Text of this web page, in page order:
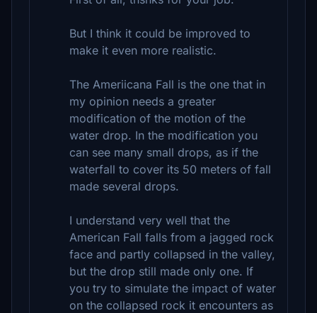
But I think it could be improved to
make it even more realistic.
The Ameriicana Fall is the one that in
my opinion needs a greater
modification of the motion of the
water drop. In the modification you
can see many small drops, as if the
waterfall to cover its 50 meters of fall
made several drops.
I understand very well that the
American Fall falls from a jagged rock
face and partly collapsed in the valley,
but the drop still made only one. If
you try to simulate the impact of water
on the collapsed rock it encounters as